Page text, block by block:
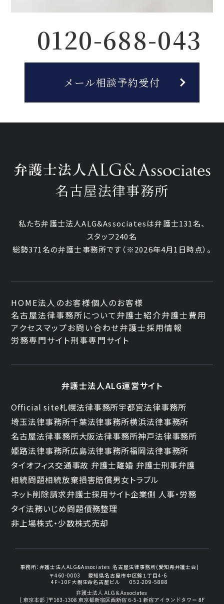
0120-688-043
メール相談予約受付
名古屋法律事務所
私たち弁護士法人ALG&Associatesは弁護士131名、
スタッフ240名
総勢371名の弁護士事務所です （※2026年4月1日時点）。
HOME法人のお客様個人のお客様
名古屋法律事務所について弁護士紹介弁護士費用
アクセスマップお問い合わせ弁護士採用情報
労務専門サイト刑事専門サイト
弁護士法人ALG運営サイト
Official site札幌法律事務所宇都宮法律事務所
埼玉法律事務所千葉法律事務所横浜法律事務所
名古屋法律事務所大阪法律事務所神戸法律事務所
姫路法律事務所広島法律事務所福岡法律事務所
タイオフィス交通事故 弁護士離婚 弁護士刑事弁護
相続問題相続放棄損害賠償男女トラブル
ネット削除請求弁護士採用サイト企業側 人事・労務
タイ法務いじめ問題債務整理
非上場株式・少数株式売却
事務所： 弁護士法人ALG&Associates 名古屋法律事務所(愛知県弁護士会)
〒460-0003
愛知県名古屋市中区錦１丁目4-6
4F・10F大樹生命名古屋ビル
052-209-5888